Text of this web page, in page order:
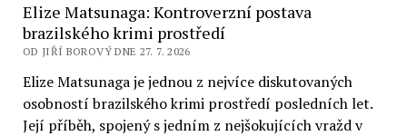
Elize Matsunaga: Kontroverzní postava
brazilského krimi prostředí
OD JIŘÍ BOROVÝ DNE 27. 7. 2026
Elize Matsunaga je jednou z nejvíce diskutovaných
osobností brazilského krimi prostředí posledních let.
Její příběh, spojený s jedním z nejšokujících vražd v